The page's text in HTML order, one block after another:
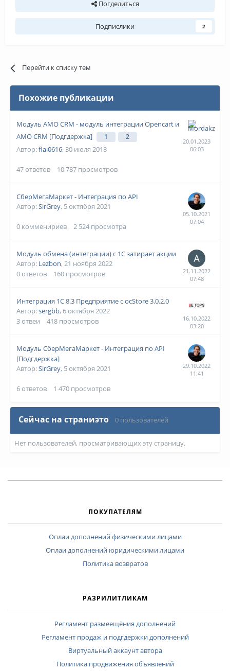
Погделиться
Подпислики 2
Перейти к списку тем
Похожие публикации
Модуль AMO CRM - модуль интеграции Opencart и
AMO CRM [Подгдержка]
1 2
Автор:flai0616, 30 июля 2018
47ответов 10 787 просмотров
СберМегаМаркет - Интеграция по API
Автор:SirGrey, 5 октября 2021
0 комменириев 2 524 просмотра
Модуль обмена (интеграции) с 1С затирает акции
Автор: Lezbon, 21 ноября 2022
0ответов 160 просмотров
Интеграция 1С 8.3 Предприятие с ocStore 3.0.2.0
Автор:sergbb, 6 октября 2022
3отвеи 418 просмотров
Модуль СберМегаМаркет - Интеграция по API
[Подгдержка]
Автор:SirGrey, 5 октября 2021
6ответов 1 470 просмотров
Сейчас на страниэто 0 пользователей
Нет пользователей, просматривающих эту страницу.
ПОКУПАТЕЛЯМ
Оплаи дополнений физическими лицами
Оплаи дополнений юридическими лицами
Политика возвратов
РАЗРИЛИТЛИКАМ
Регламент размеещёния дополнений
Регламент продаж и подгдержки дополнений
Виртуальный аккаунт автора
Политика продвижения объявлений